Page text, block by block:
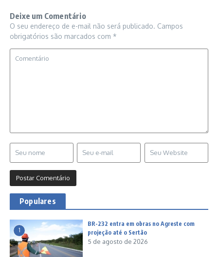
Deixe um Comentário
O seu endereço de e-mail não será publicado. Campos
obrigatórios são marcados com *
Populares
1
BR-232 entra em obras no Agreste com
projeção até o Sertão
5 de agosto de 2026